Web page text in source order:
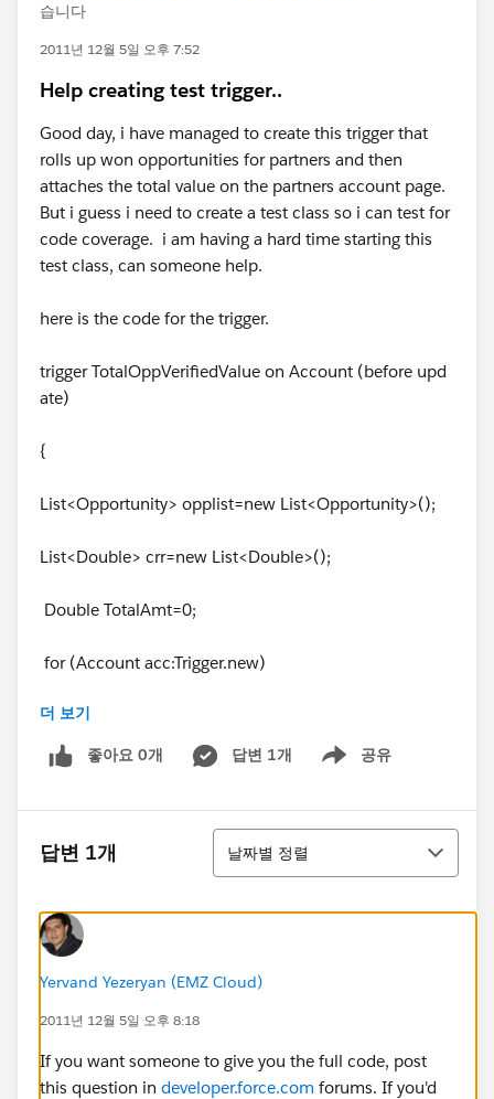
습니다
2011년 12월 5일 오후 7:52
Help creating test trigger..
Good day, i have managed to create this trigger that
rolls up won opportunities for partners and then
attaches the total value on the partners account page.
But i guess i need to create a test class so i can test for
code coverage. i am having a hard time starting this
test class, can someone help.
here is the code for the trigger.
trigger TotalOppVerifiedValue on Account (before upd
ate)
{
List<Opportunity> opplist=new List<Opportunity>();
List<Double> crr=new List<Double>();
Double TotalAmt=0;
for (Account acc:Trigger.new)
{
// System.debug('######@@@@@@@@@'+acc)
//List<Partner> prn=
[Select Opportunityid from Partner where Accountfro
for(Partner prn1:
[Select Opportunityid from Partner where Accountfro
{
더 보기
좋아요 0개 답변 1개 공유
Show menu
답변 1개
정렬
날짜별 정렬
Yervand Yezeryan (EMZ Cloud)
2011년 12월 5일 오후 8:18
If you want someone to give you the full code, post
this question in developer.force.com forums. If you'd